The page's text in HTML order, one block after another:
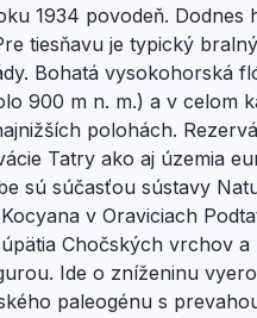
1934 povodeň. Dodnes
tiesňavu je typický
Bohatá vysokohorská
900 m n. m.) a v celom
polohách.
Tatry ako aj územia
sú súčasťou sústavy
v Oraviciach
Chočských vrchov
Ide o zníženinu
paleogénu s